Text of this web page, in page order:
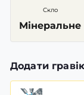
Скло
Мінеральне
Додати